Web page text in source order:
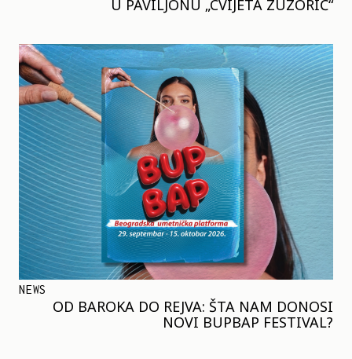
U PAVILJONU „CVIJETA ZUZORIĆ“
NEWS
OD BAROKA DO REJVA: ŠTA NAM DONOSI
NOVI BUPBAP FESTIVAL?